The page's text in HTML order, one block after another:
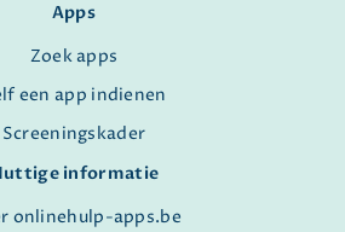
Apps
Zoek apps
een app indienen
Screeningskader
informatie
onlinehulp-apps.be